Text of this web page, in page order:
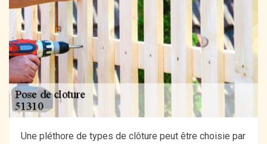
Une pléthore de types de clôture peut être choisie par